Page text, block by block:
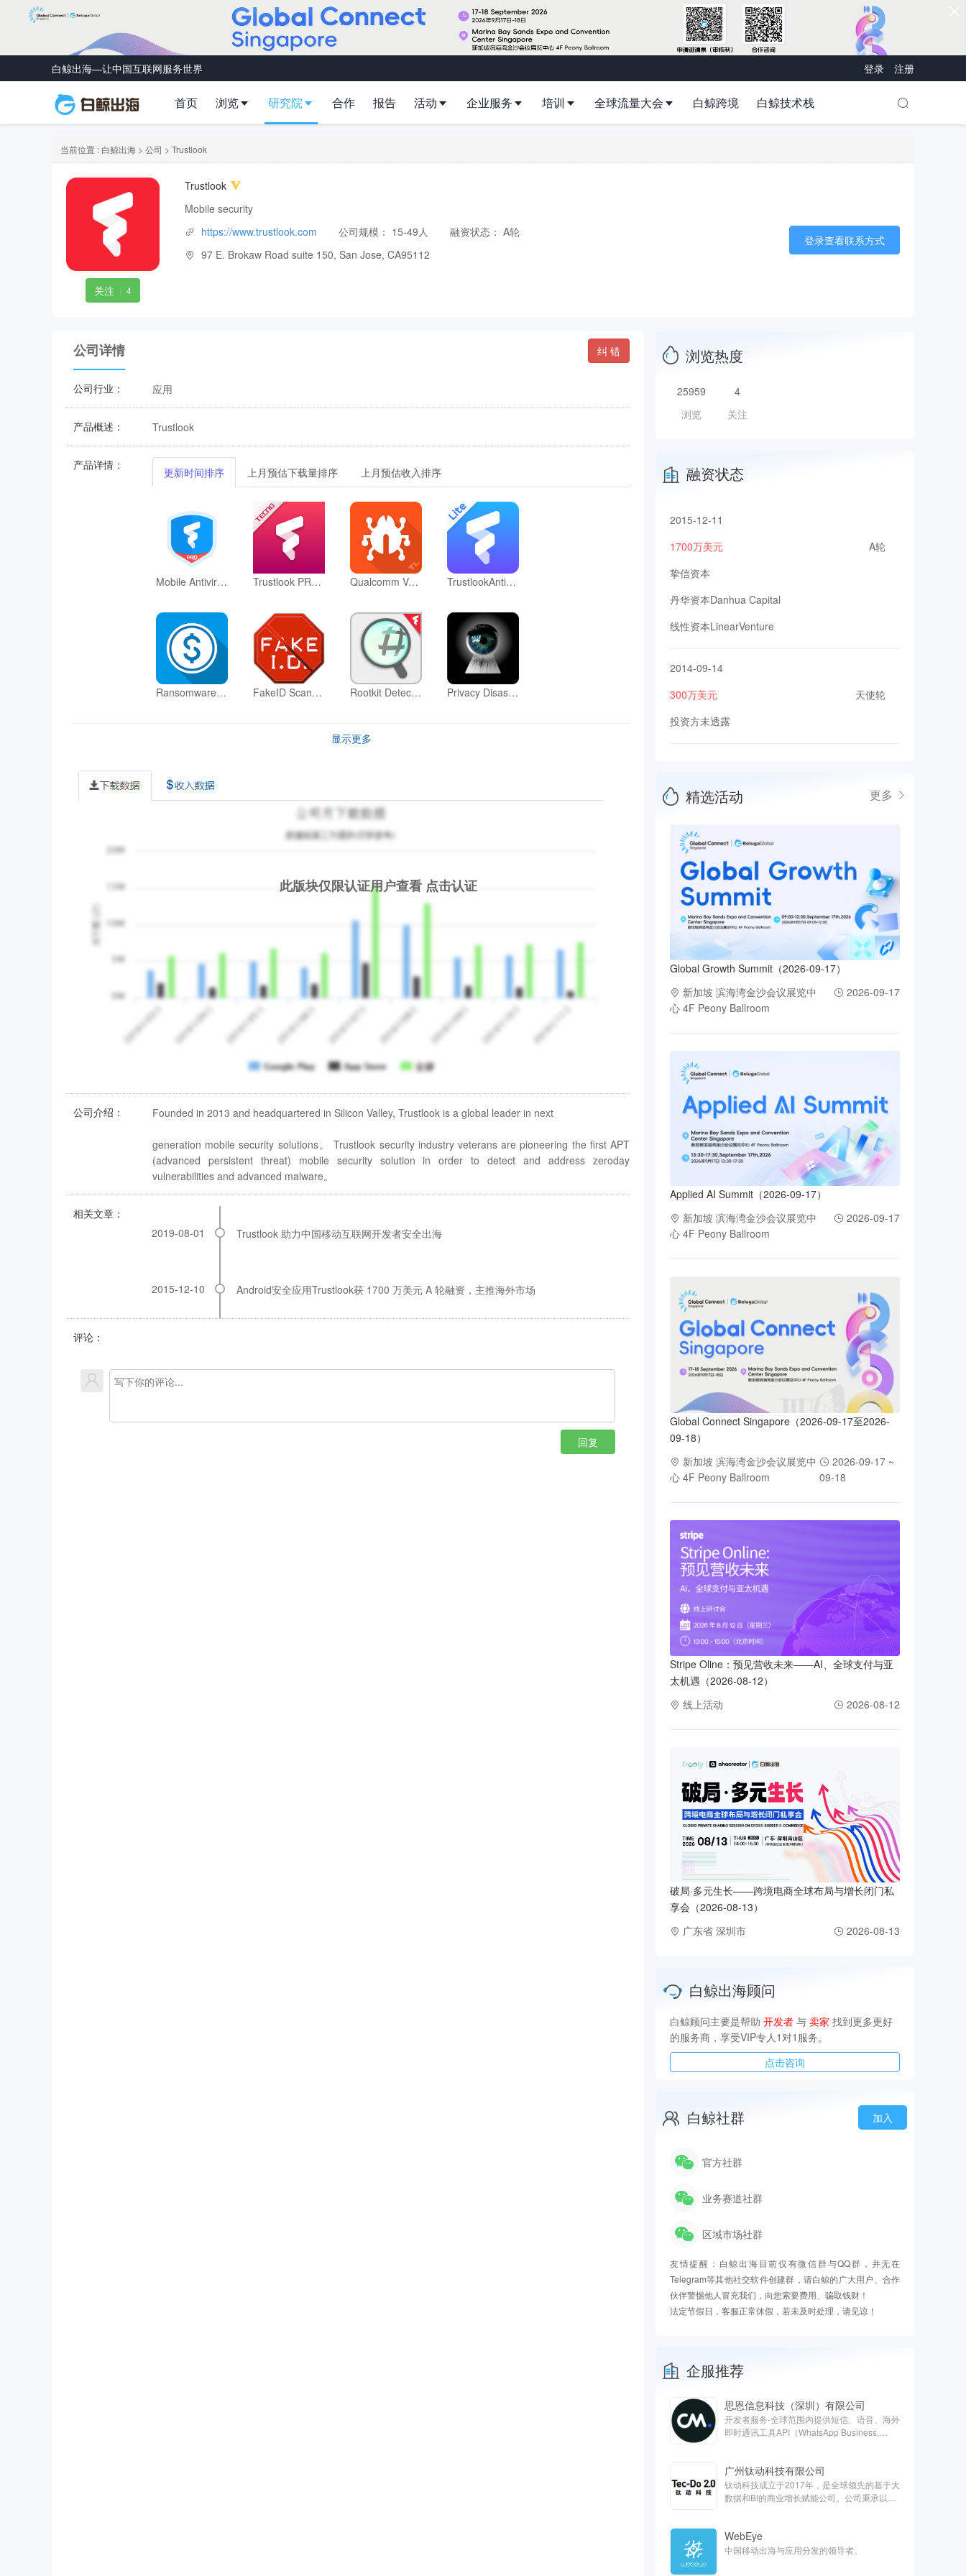
白鲸出海—让中国互联网服务世界 登录 注册
首页 浏览 研究院 合作 报告 活动 企业服务 培训 全球流量大会 白鲸跨境 白鲸技术栈
当前位置 : 白鲸出海 > 公司 > Trustlook
关注 | 4
Trustlook
Mobile security
https://www.trustlook.com
公司规模： 15-49人 融资状态： A轮
97 E. Brokaw Road suite 150, San Jose, CA95112
登录查看联系方式
公司详情 纠 错
公司行业： 应用
产品概述： Trustlook
产品详情：
更新时间排序 上月预估下载量排序 上月预估收入排序
Mobile Antivirus App - Pro Trustlook PRO for TECNO phones Qualcomm Vulnerability Scanner TrustlookAntivirusLite
Ransomware Hunter FakeID Scanner Rootkit Detector Privacy Disaster Scanner
显示更多
此版块仅限认证用户查看 点击认证
公司介绍： Founded in 2013 and headquartered in Silicon Valley, Trustlook is a global leader in next
generation mobile security solutions。 Trustlook security industry veterans are pioneering the first APT
(advanced persistent threat) mobile security solution in order to detect and address zero­day
vulnerabilities and advanced malware。
相关文章：
2019-08-01
Trustlook 助力中国移动互联网开发者安全出海
2015-12-10 Android安全应用Trustlook获 1700 万美元 A 轮融资，主推海外市场
评论：
回复
浏览热度
25959
浏览
4
关注
融资状态
2015-12-11
A轮
1700万美元
挚信资本
丹华资本Danhua Capital
线性资本LinearVenture
2014-09-14
天使轮
300万美元
投资方未透露
精选活动 更多
Global Growth Summit（2026-09-17）
新加坡 滨海湾金沙会议展览中
心 4F Peony Ballroom
2026-09-17
Applied AI Summit（2026-09-17）
新加坡 滨海湾金沙会议展览中
心 4F Peony Ballroom
2026-09-17
Global Connect Singapore（2026-09-17至2026-
09-18）
新加坡 滨海湾金沙会议展览中
心 4F Peony Ballroom
2026-09-17 ~
09-18
Stripe Oline：预见营收未来——AI、全球支付与亚
太机遇（2026-08-12）
线上活动
2026-08-12
破局·多元生长——跨境电商全球布局与增长闭门私
享会（2026-08-13）
广东省 深圳市
2026-08-13
白鲸出海顾问
白鲸顾问主要是帮助 开发者 与 卖家 找到更多更好
的服务商，享受VIP专人1对1服务。
点击咨询
白鲸社群 加入
官方社群
业务赛道社群
区域市场社群
友情提醒：白鲸出海目前仅有微信群与QQ群，并无在
Telegram等其他社交软件创建群，请白鲸的广大用户、合作
伙伴警惕他人冒充我们，向您索要费用、骗取钱财！
法定节假日，客服正常休假，若未及时处理，请见谅！
企服推荐
思恩信息科技（深圳）有限公司
开发者服务-全球范围内提供短信、语音、海外
即时通讯工具API（WhatsApp Business,
广州钛动科技有限公司
钛动科技成立于2017年，是全球领先的基于大
数据和BI的商业增长赋能公司。公司秉承以服
客户的一站式平台。
WebEye
中国移动出海与应用分发的领导者。